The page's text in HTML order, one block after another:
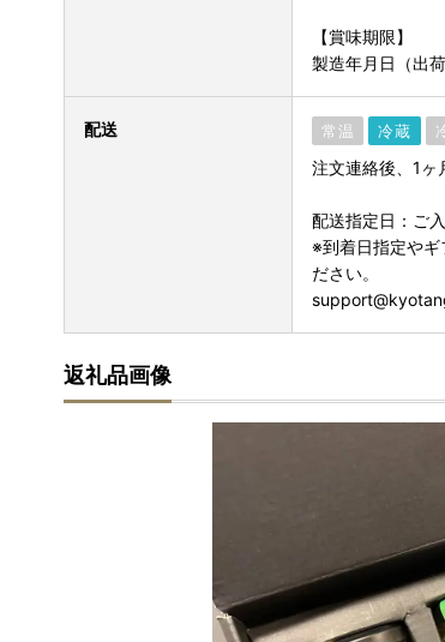
【賞味期限】
製造年月日（出
配送 常温 冷蔵
注文連絡後、1ヶ
配送指定日：ご
※到着日指定やギ
ださい。
返礼品画像